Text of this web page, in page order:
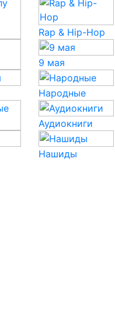
Rap & Hip-Hop
9 мая
Народные
Аудиокниги
Нашиды